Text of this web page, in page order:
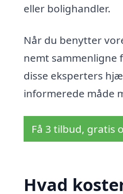
eller bolighandler.
Når du benytter
nemt sammenligne
disse eksperters
informerede måde
Få 3 tilbud, gratis
Hvad